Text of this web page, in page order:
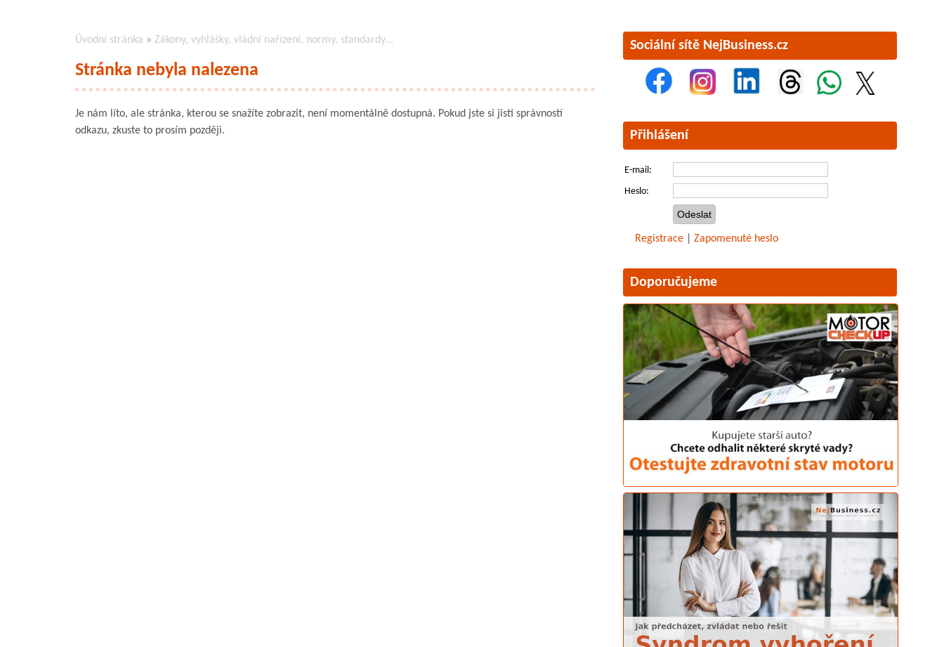
Úvodní stránka » Zákony, vyhlášky, vládní nařízení, normy, standardy...
Stránka nebyla nalezena
Je nám líto, ale stránka, kterou se snažíte zobrazit, není momentálně dostupná. Pokud jste si jisti správností
odkazu, zkuste to prosím později.
Sociální sítě NejBusiness.cz
Přihlášení
E-mail:
Heslo:
Registrace Zapomenuté heslo
Doporučujeme